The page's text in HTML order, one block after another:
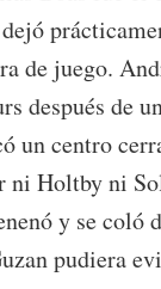
de juego.
después de
un centro
ni Holtby ni
y se coló
pudiera